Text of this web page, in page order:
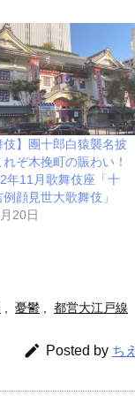
伎】團十郎白猿襲名披
れぞ木挽町の賑わい！
年11月歌舞伎座「十
顔見世大歌舞伎」
20日
憂鬱 都営大江戸線
 Posted by ちえ